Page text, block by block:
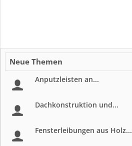
Neue Themen
Anputzleisten an...
Dachkonstruktion und...
Fensterleibungen aus Holz...